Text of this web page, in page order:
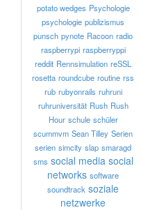
potato wedges Psychologie
psychologie publizismus
punsch pynote Racoon radio
raspberrypi raspberryppi
reddit Rennsimulation reSSL
rosetta roundcube routine rss
rub rubyonrails ruhruni
ruhruniversität Rush Rush
Hour schule schüler
scummvm Sean Tilley Serien
serien simcity slap smaragd
sms social media social
networks software
soundtrack soziale
netzwerke